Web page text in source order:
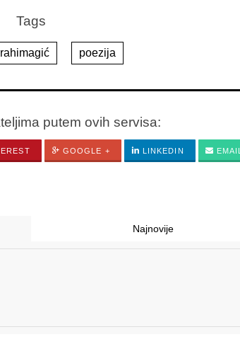
Tags
poezija
putem ovih servisa:
GOOGLE + LINKEDIN EMAIL
Najnovije